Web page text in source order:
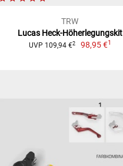
TRW
Lucas Heck-Höherlegungskit
UVP 109,94 €2 98,95 €1